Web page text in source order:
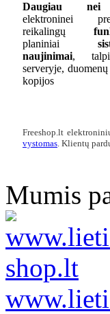
Daugiau
elektroninei
reikalingų
planiniai
naujinimai,
serveryje, duomenų
kopijos
Freeshop.lt
vystomas. Klientų
Mumis